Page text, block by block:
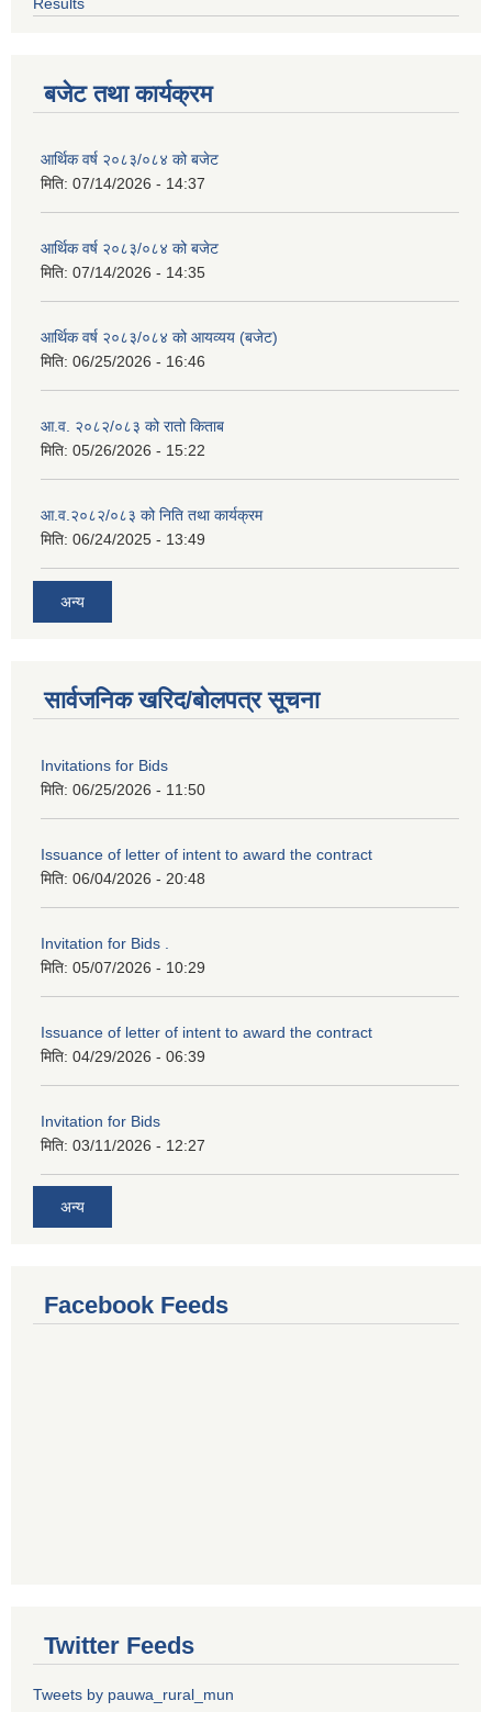
बजेट तथा कार्यक्रम
आर्थिक वर्ष २०८३/०८४ को बजेट
मिति: 07/14/2026 - 14:37
आर्थिक वर्ष २०८३/०८४ को बजेट
मिति: 07/14/2026 - 14:35
आर्थिक वर्ष २०८३/०८४ को आयव्यय (बजेट)
मिति: 06/25/2026 - 16:46
आ.व. २०८२/०८३ को रातो किताब
मिति: 05/26/2026 - 15:22
आ.व.२०८२/०८३ को निति तथा कार्यक्रम
मिति: 06/24/2025 - 13:49
अन्य
सार्वजनिक खरिद/बोलपत्र सूचना
Invitations for Bids
मिति: 06/25/2026 - 11:50
Issuance of letter of intent to award the contract
मिति: 06/04/2026 - 20:48
Invitation for Bids .
मिति: 05/07/2026 - 10:29
Issuance of letter of intent to award the contract
मिति: 04/29/2026 - 06:39
Invitation for Bids
मिति: 03/11/2026 - 12:27
अन्य
Facebook Feeds
Twitter Feeds
Tweets by pauwa_rural_mun